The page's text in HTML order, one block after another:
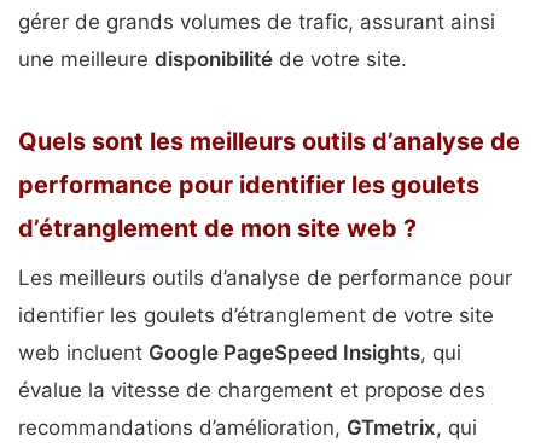
gérer de grands volumes de trafic, assurant ainsi
une meilleure disponibilité de votre site.
Quels sont les meilleurs outils d’analyse de
performance pour identifier les goulets
d’étranglement de mon site web ?
Les meilleurs outils d’analyse de performance pour
identifier les goulets d’étranglement de votre site
web incluent Google PageSpeed Insights, qui
évalue la vitesse de chargement et propose des
recommandations d’amélioration, GTmetrix, qui